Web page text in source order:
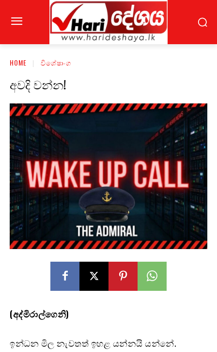
HOME විශේෂාංග
අවදි වන්න!
(අද්මිරාල්ගෙනි)
ඉන්ධන මිල නැවතත් ඉහළ යන්නයි යන්නේ.